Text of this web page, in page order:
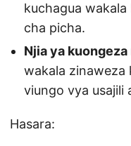
kuchagua
cha picha.
Njia ya
wakala zinaweza
viungo vya usajili
Hasara: